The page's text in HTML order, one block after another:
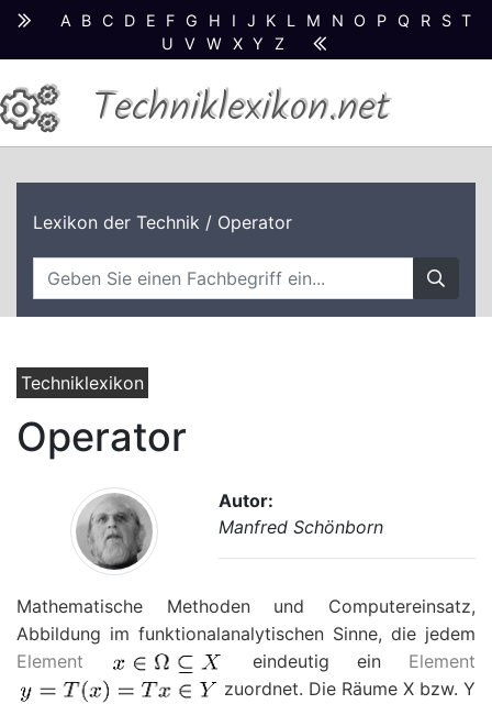
A B C D E F G H I J K L M N O P Q R S T
U
V W X Y Z
Techniklexikon.net
Lexikon der Technik / Operator
Techniklexikon
Operator
Autor:
Manfred Schönborn
Mathematische Methoden und Computereinsatz,
Abbildung im funktionalanalytischen Sinne, die jedem
Element
eindeutig ein Element
zuordnet. Die Räume X bzw. Y